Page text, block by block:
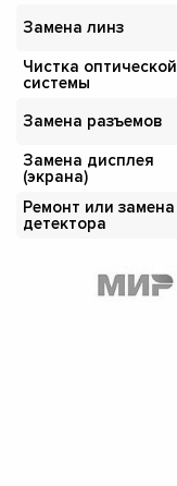
Замена линз
Чистка оптической
системы
Замена разъемов
Замена дисплея
(экрана)
Ремонт или замена
детектора